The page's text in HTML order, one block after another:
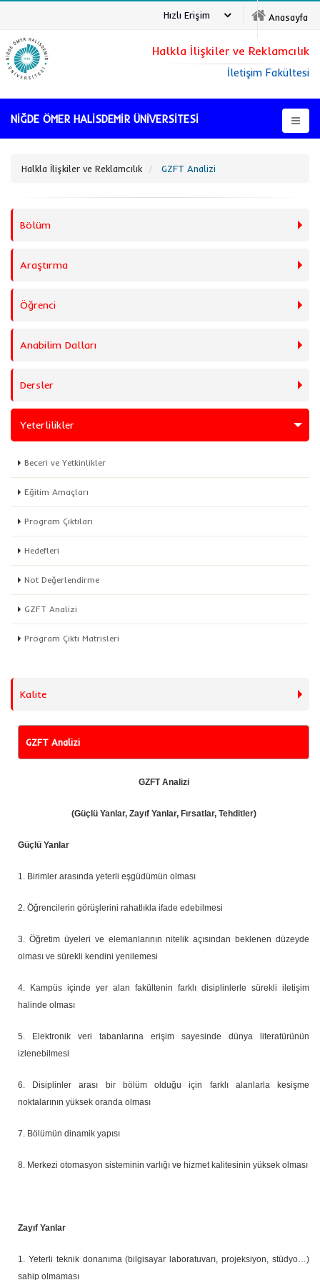
Anasayfa
Hızlı Erişim
NİĞDE ÖMER HALİSDEMİR ÜNİVERSİTESİ
Halkla İlişkiler ve Reklamcılık
İletişim Fakültesi
Halkla İlişkiler ve Reklamcılık GZFT Analizi
Bölüm
Araştırma
Öğrenci
Anabilim Dalları
Dersler
Yeterlilikler
Beceri ve Yetkinlikler
Eğitim Amaçları
Program Çıktıları
Hedefleri
Not Değerlendirme
GZFT Analizi
Program Çıktı Matrisleri
Kalite
GZFT Analizi
GZFT Analizi
(Güçlü Yanlar, Zayıf Yanlar, Fırsatlar, Tehditler)
Güçlü Yanlar
1. Birimler arasında yeterli eşgüdümün olması
2. Öğrencilerin görüşlerini rahatlıkla ifade edebilmesi
3. Öğretim üyeleri ve elemanlarının nitelik açısından beklenen düzeyde
olması ve sürekli kendini yenilemesi
4. Kampüs içinde yer alan fakültenin farklı disiplinlerle sürekli iletişim
halinde olması
5. Elektronik veri tabanlarına erişim sayesinde dünya literatürünün
izlenebilmesi
6. Disiplinler arası bir bölüm olduğu için farklı alanlarla kesişme
noktalarının yüksek oranda olması
7. Bölümün dinamik yapısı
8. Merkezi otomasyon sisteminin varlığı ve hizmet kalitesinin yüksek olması
Zayıf Yanlar
1. Yeterli teknik donanıma (bilgisayar laboratuvarı, projeksiyon, stüdyo…)
sahip olmaması